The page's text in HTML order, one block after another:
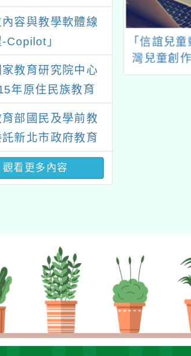
內容與教學軟體線
-Copilot」
教育研究院中心
年原住民族教育
趨勢與發展」
部國民及學前教
新北市政府教育
115年度教師專
習實施計畫－夢
觀看更多內容
信誼兒童動畫獎─台
灣兒童創作組」徵獎
114年度推
實施